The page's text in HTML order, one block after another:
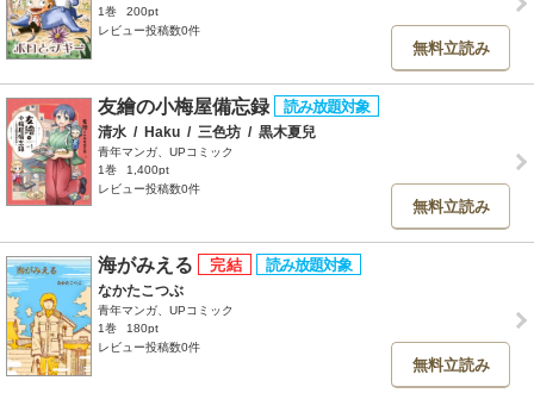
1巻
200pt
レビュー投稿数0件
無料立読み
友繪の小梅屋備忘録
清水 / Haku / 三色坊 / 黒木夏兒
青年マンガ、UPコミック
1巻
1,400pt
レビュー投稿数0件
無料立読み
海がみえる
なかたこつぶ
青年マンガ、UPコミック
1巻
180pt
レビュー投稿数0件
無料立読み